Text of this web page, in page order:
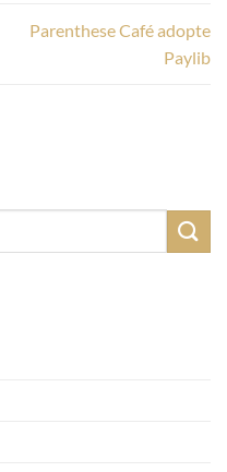
Parenthese Café adopte
Paylib